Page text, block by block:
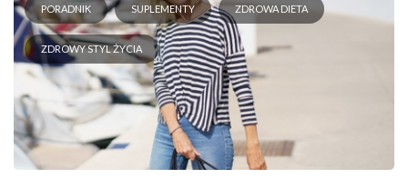
PORADNIK SUPLEMENTY ZDROWA DIETA
ZDROWY STYL ŻYCIA